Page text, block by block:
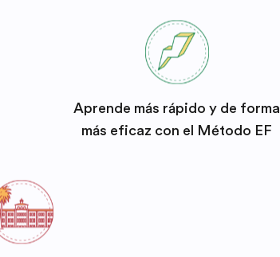
Aprende más rápido y de forma
más eficaz con el Método EF